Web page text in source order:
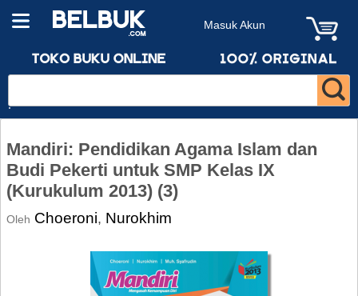
Masuk Akun
Mandiri: Pendidikan Agama Islam dan
Budi Pekerti untuk SMP Kelas IX
(Kurukulum 2013) (3)
Oleh Choeroni, Nurokhim